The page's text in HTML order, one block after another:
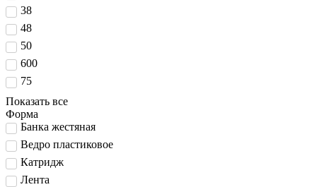
38
48
50
600
75
Показать все
Форма
Банка жестяная
Ведро пластиковое
Катридж
Лента